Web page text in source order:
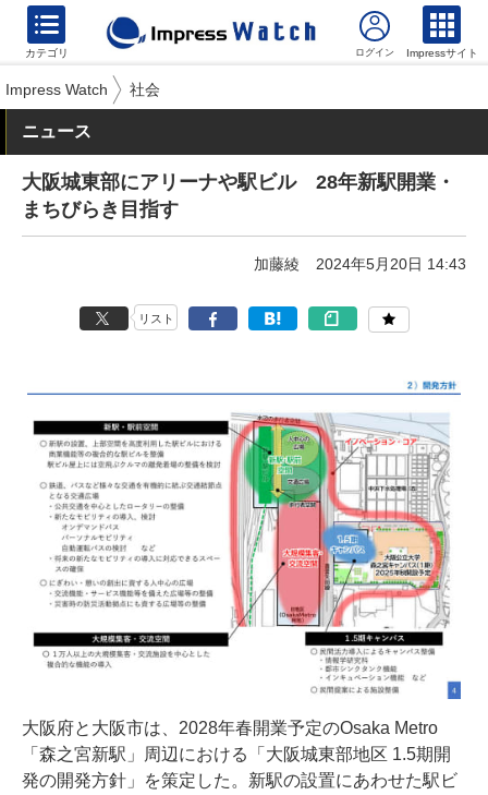
カテゴリ Impressサイト
Impress Watch 社会
ニュース
大阪城東部にアリーナや駅ビル 28年新駅開業・
まちびらき目指す
加藤綾 2024年5月20日 14:43
リスト
大阪府と大阪市は、2028年春開業予定のOsaka Metro
「森之宮新駅」周辺における「大阪城東部地区 1.5期開
発の開発方針」を策定した。新駅の設置にあわせた駅ビ